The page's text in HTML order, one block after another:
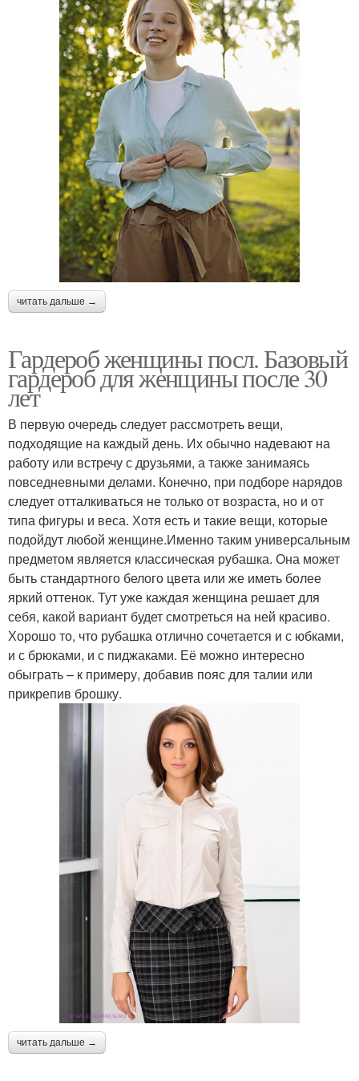
читать дальше →
Гардероб женщины посл. Базовый
гардероб для женщины после 30
лет
В первую очередь следует рассмотреть вещи,
подходящие на каждый день. Их обычно надевают на
работу или встречу с друзьями, а также занимаясь
повседневными делами. Конечно, при подборе нарядов
следует отталкиваться не только от возраста, но и от
типа фигуры и веса. Хотя есть и такие вещи, которые
подойдут любой женщине.Именно таким универсальным
предметом является классическая рубашка. Она может
быть стандартного белого цвета или же иметь более
яркий оттенок. Тут уже каждая женщина решает для
себя, какой вариант будет смотреться на ней красиво.
Хорошо то, что рубашка отлично сочетается и с юбками,
и с брюками, и с пиджаками. Её можно интересно
обыграть – к примеру, добавив пояс для талии или
прикрепив брошку.
читать дальше →